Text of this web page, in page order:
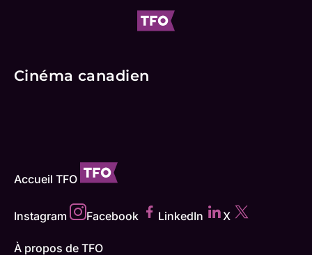
Cinéma canadien
Accueil TFO
Instagram Facebook LinkedIn X
À propos de TFO